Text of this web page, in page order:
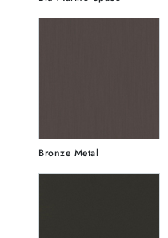
Bronze Metal